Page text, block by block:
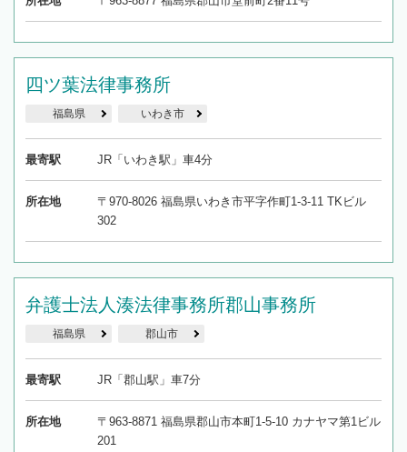
四ツ葉法律事務所
福島県 いわき市
最寄駅 JR「いわき駅」車4分
所在地
〒970-8026 福島県いわき市平字作町1-3-11 TKビル
302
弁護士法人湊法律事務所郡山事務所
福島県 郡山市
最寄駅 JR「郡山駅」車7分
所在地
〒963-8871 福島県郡山市本町1-5-10 カナヤマ第1ビル
201